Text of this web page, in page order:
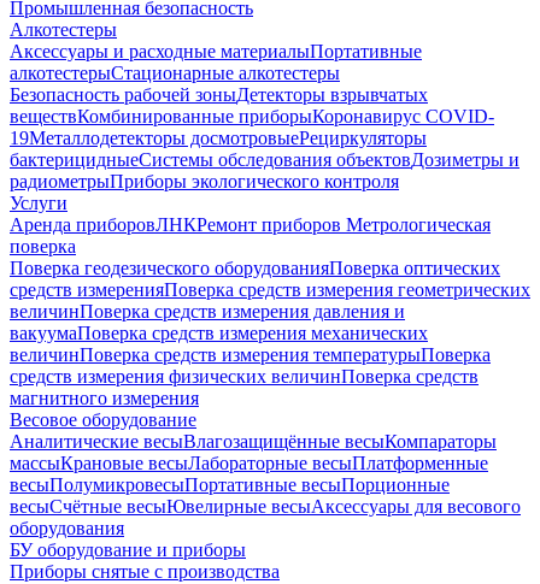
Промышленная безопасность
Алкотестеры
Аксессуары и расходные материалыПортативные
алкотестерыСтационарные алкотестеры
Безопасность рабочей зоныДетекторы взрывчатых
веществКомбинированные приборыКоронавирус COVID-
19Металлодетекторы досмотровыеРециркуляторы
бактерицидныеСистемы обследования объектовДозиметры и
радиометрыПриборы экологического контроля
Услуги
Аренда приборовЛНКРемонт приборов Метрологическая
поверка
Поверка геодезического оборудованияПоверка оптических
средств измеренияПоверка средств измерения геометрических
величинПоверка средств измерения давления и
вакуумаПоверка средств измерения механических
величинПоверка средств измерения температурыПоверка
средств измерения физических величинПоверка средств
магнитного измерения
Весовое оборудование
Аналитические весыВлагозащищённые весыКомпараторы
массыКрановые весыЛабораторные весыПлатформенные
весыПолумикровесыПортативные весыПорционные
весыСчётные весыЮвелирные весыАксессуары для весового
оборудования
БУ оборудование и приборы
Приборы снятые с производства